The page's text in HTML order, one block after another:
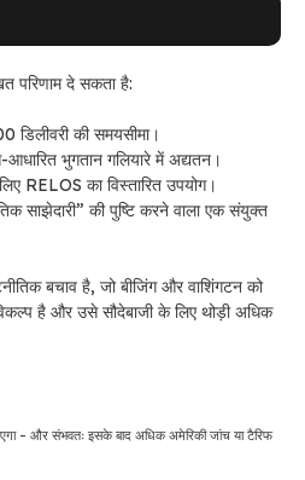
परिणाम दे सकता है:
डिलीवरी की समयसीमा।
भुगतान गलियारे में अद्यतन।
RELOS का विस्तारित उपयोग।
साझेदारी” की पुष्टि करने वाला एक संयुक्त
बचाव है, जो बीजिंग और वाशिंगटन को
है और उसे सौदेबाजी के लिए थोड़ी अधिक
– और संभवतः इसके बाद अधिक अमेरिकी जांच या टैरिफ